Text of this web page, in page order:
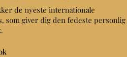
de nyeste internationale
som giver dig den fedeste personlig